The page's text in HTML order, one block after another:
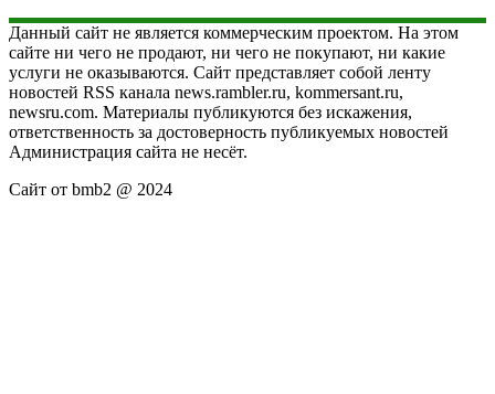
Данный сайт не является коммерческим проектом. На этом
сайте ни чего не продают, ни чего не покупают, ни какие
услуги не оказываются. Сайт представляет собой ленту
новостей RSS канала news.rambler.ru, kommersant.ru,
newsru.com. Материалы публикуются без искажения,
ответственность за достоверность публикуемых новостей
Администрация сайта не несёт.
Сайт от bmb2 @ 2024